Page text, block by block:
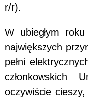
r/r).
W ubiegłym
największych
pełni
członkowskich
oczywiście